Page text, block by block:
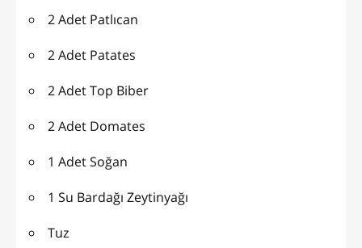
2 Adet Patlıcan
2 Adet Patates
2 Adet Top Biber
2 Adet Domates
1 Adet Soğan
1 Su Bardağı Zeytinyağı
Tuz